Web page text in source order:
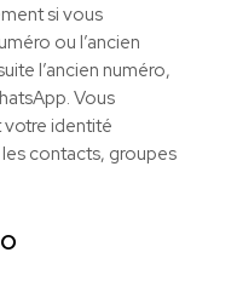
si vous
ou l’ancien
l’ancien numéro,
Vous
identité
contacts, groupes